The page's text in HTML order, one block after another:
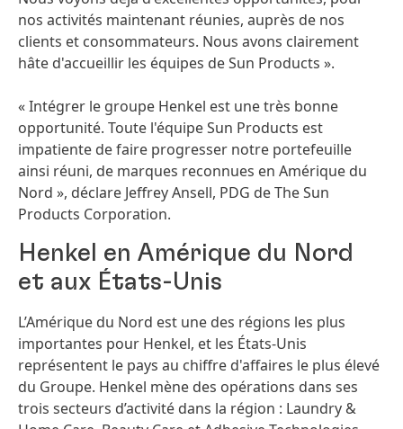
nos activités maintenant réunies, auprès de nos
clients et consommateurs. Nous avons clairement
hâte d'accueillir les équipes de Sun Products ».
« Intégrer le groupe Henkel est une très bonne
opportunité. Toute l'équipe Sun Products est
impatiente de faire progresser notre portefeuille
ainsi réuni, de marques reconnues en Amérique du
Nord », déclare Jeffrey Ansell, PDG de The Sun
Products Corporation.
Henkel en Amérique du Nord
et aux États-Unis
L’Amérique du Nord est une des régions les plus
importantes pour Henkel, et les États-Unis
représentent le pays au chiffre d'affaires le plus élevé
du Groupe. Henkel mène des opérations dans ses
trois secteurs d’activité dans la région : Laundry &